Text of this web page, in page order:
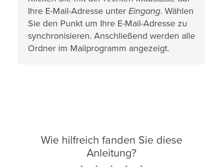
Ihre E-Mail-Adresse unter Eingang. Wählen
Sie den Punkt um Ihre E-Mail-Adresse zu
synchronisieren. Anschließend werden alle
Ordner im Mailprogramm angezeigt.
Wie hilfreich fanden Sie diese
Anleitung?